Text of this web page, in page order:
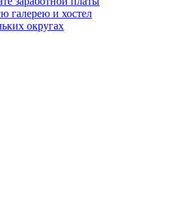
галерею и хостел
округах